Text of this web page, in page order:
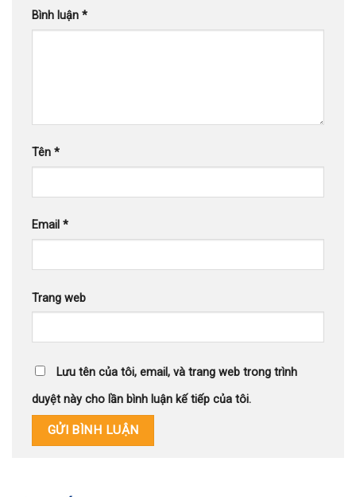
Bình luận *
Tên *
Email *
Trang web
Lưu tên của tôi, email, và trang web trong trình
duyệt này cho lần bình luận kế tiếp của tôi.